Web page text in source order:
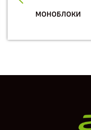
МОНОБЛОКИ